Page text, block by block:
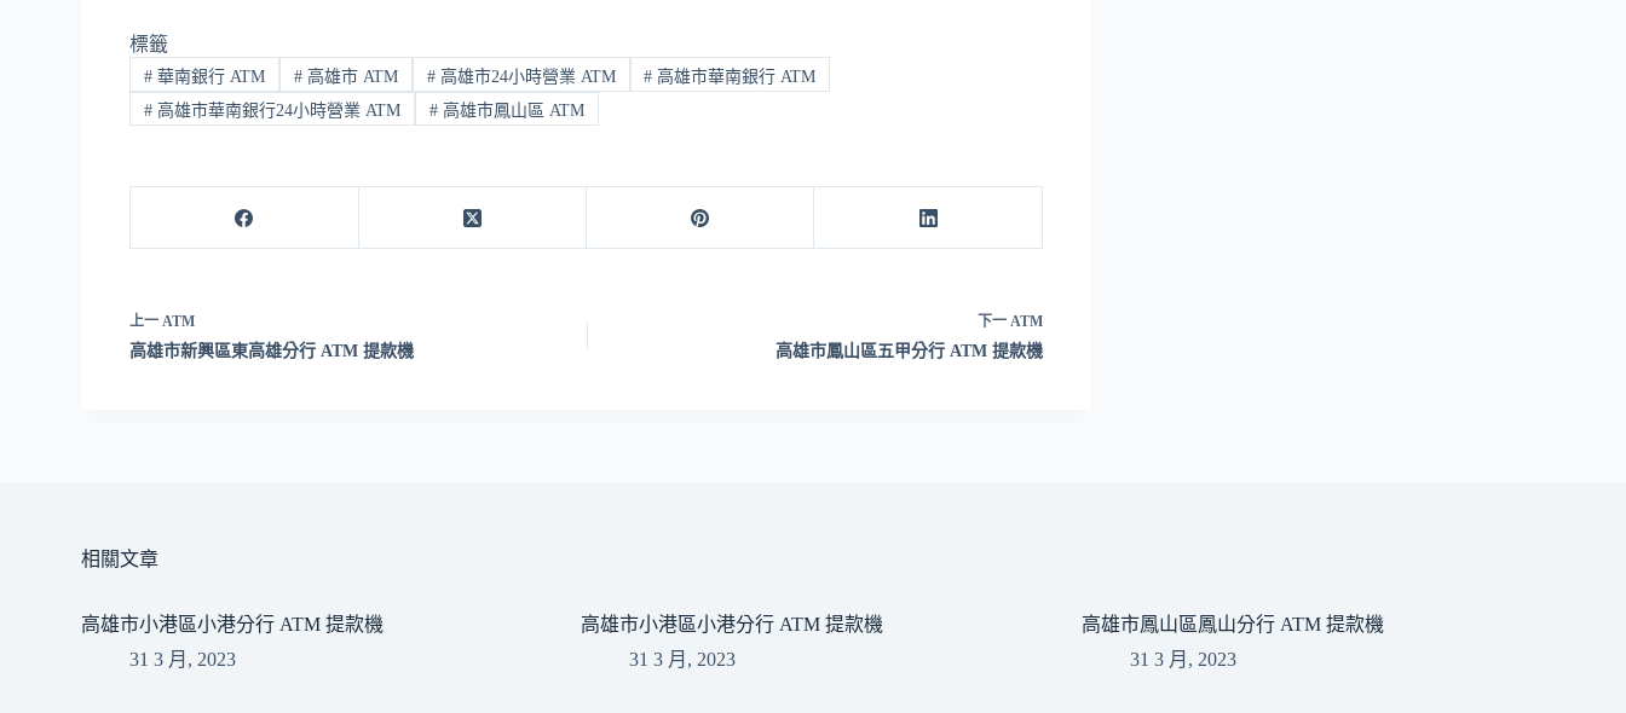
標籤
# 華南銀行 ATM #高雄市 ATM #高雄市24小時營業 ATM # 高雄市華南銀行 ATM
# 高雄市華南銀行24小時營業 ATM #高雄市鳳山區 ATM
上一ATM
高雄市新興區東高雄分行 ATM 提款機
下一 ATM
高雄市鳳山區五甲分行 ATM 提款機
相關文章
高雄市小港區小港分行 ATM 提款機
31 3 月, 2023
高雄市小港區小港分行 ATM 提款機
31 3 月, 2023
高雄市鳳山區鳳山分行 ATM 提款機
31 3 月, 2023